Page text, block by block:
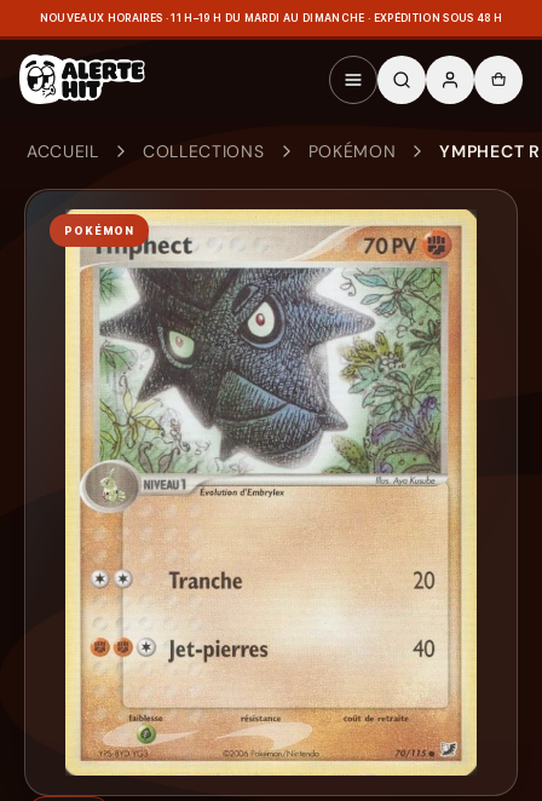
NOUVEAUX HORAIRES · 11 H–19 H DU MARDI AU DIMANCHE · EXPÉDITION SOUS 48 H
ACCUEIL COLLECTIONS POKÉMON YMPHECT
POKÉMON